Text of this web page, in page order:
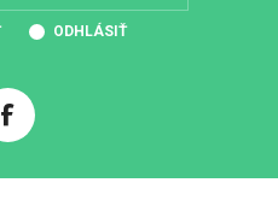
ODHLÁSIŤ